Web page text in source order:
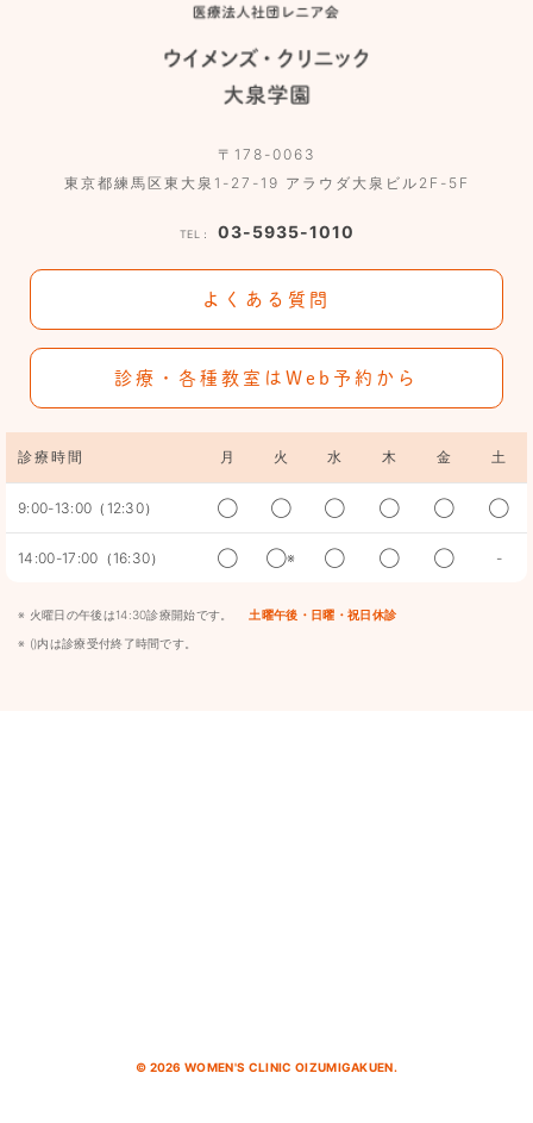
〒178-0063
東京都練馬区東大泉1-27-19 アラウダ大泉ビル2F-5F
TEL： 03-5935-1010
よくある質問
診療・各種教室はWeb予約から
診療時間 月 火 水 木 金 土
9:00-13:00（12:30） ◯ ◯ ◯ ◯ ◯ ◯
14:00-17:00（16:30） ◯ ◯※ ◯ ◯ ◯ -
※ 火曜日の午後は14:30診療開始です。 土曜午後・日曜・祝日休診
※ ()内は診療受付終了時間です。
© 2026 WOMEN'S CLINIC OIZUMIGAKUEN.